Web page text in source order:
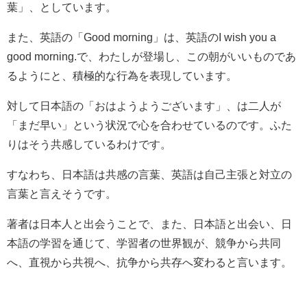
葉」、としています。
また、英語の「Good morning」は、英語のI wish you a
good morning.で、わたしが登場し、この朝がいいものであ
るようにと、積極的な行為を表現しています。
対して日本語の「おはようようございます」、は二人が
「まだ早い」という状況で心を合わせているのです。ふた
りはそう共感しているわけです。
すなわち、日本語は共感の言葉、英語は自己主張と対立の
言葉と言えそうです。
著者は日本人と出会うことで、また、日本語と出会い、日
本語の学習を通じて、学習者の世界観が、競争から共同
へ、直視から共視へ、抗争から共存へ変わると言います。